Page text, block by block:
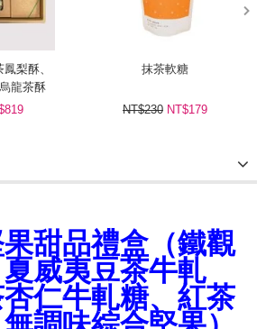
梨酥、
龍茶酥
抹茶軟糖
NT$230 NT$179
甜品禮盒（鐵觀
威夷豆茶牛軋
仁牛軋糖、紅茶